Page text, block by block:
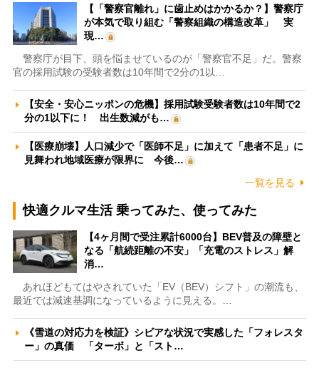
【「警察官離れ」に歯止めはかかるか？】警察庁
が本気で取り組む「警察組織の構造改革」 実
現…
警察庁が目下、頭を悩ませているのが「警察官不足」だ。警察
官の採用試験の受験者数は10年間で2分の1以…
【安全・安心ニッポンの危機】採用試験受験者数は10年間で2
分の1以下に！ 出生数減がも…
【医療崩壊】人口減少で「医師不足」に加えて「患者不足」に
見舞われ地域医療が限界に 今後…
一覧を見る
快適クルマ生活 乗ってみた、使ってみた
【4ヶ月間で受注累計6000台】BEV普及の障壁と
なる「航続距離の不安」「充電のストレス」解
消…
あれほどもてはやされていた「EV（BEV）シフト」の潮流も、
最近では減速基調になっているように見える。…
《雪道の対応力を検証》シビアな状況で実感した「フォレスタ
ー」の真価 「ターボ」と「スト…